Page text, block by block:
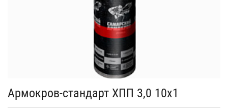
Армокров-стандарт ХПП 3,0 10х1